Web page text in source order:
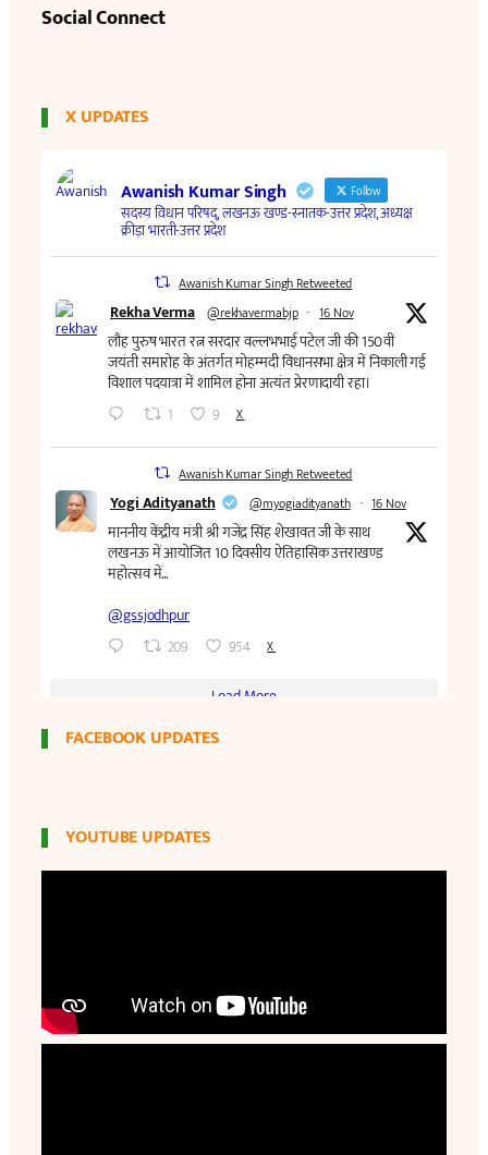
Social Connect
X UPDATES
FACEBOOK UPDATES
YOUTUBE UPDATES